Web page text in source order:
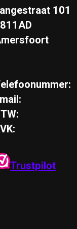
101
Trustpilot